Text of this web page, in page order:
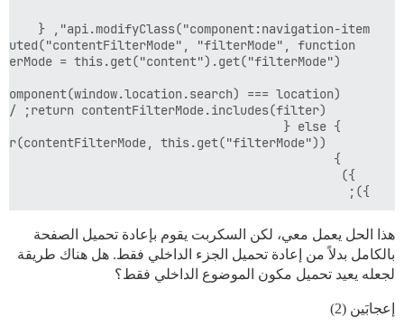
  });
هذا الحل يعمل معي، لكن السكربت يقوم بإعادة تحميل الصفحة
بالكامل بدلاً من إعادة تحميل الجزء الداخلي فقط. هل هناك طريقة
لجعله يعيد تحميل مكون الموضوع الداخلي فقط؟
إعجابَين (2)